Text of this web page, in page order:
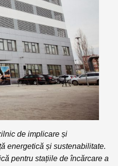
de implicare și
energetică și sustenabilitate.
pentru stațiile de încărcare a